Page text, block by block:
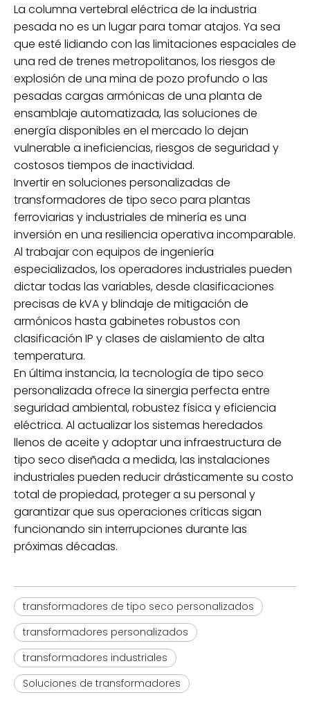
La columna vertebral eléctrica de la industria
pesada no es un lugar para tomar atajos. Ya sea
que esté lidiando con las limitaciones espaciales de
una red de trenes metropolitanos, los riesgos de
explosión de una mina de pozo profundo o las
pesadas cargas armónicas de una planta de
ensamblaje automatizada, las soluciones de
energía disponibles en el mercado lo dejan
vulnerable a ineficiencias, riesgos de seguridad y
costosos tiempos de inactividad.
Invertir en soluciones personalizadas de
transformadores de tipo seco para plantas
ferroviarias y industriales de minería es una
inversión en una resiliencia operativa incomparable.
Al trabajar con equipos de ingeniería
especializados, los operadores industriales pueden
dictar todas las variables, desde clasificaciones
precisas de kVA y blindaje de mitigación de
armónicos hasta gabinetes robustos con
clasificación IP y clases de aislamiento de alta
temperatura.
En última instancia, la tecnología de tipo seco
personalizada ofrece la sinergia perfecta entre
seguridad ambiental, robustez física y eficiencia
eléctrica. Al actualizar los sistemas heredados
llenos de aceite y adoptar una infraestructura de
tipo seco diseñada a medida, las instalaciones
industriales pueden reducir drásticamente su costo
total de propiedad, proteger a su personal y
garantizar que sus operaciones críticas sigan
funcionando sin interrupciones durante las
próximas décadas.
transformadores de tipo seco personalizados
transformadores personalizados
transformadores industriales
Soluciones de transformadores